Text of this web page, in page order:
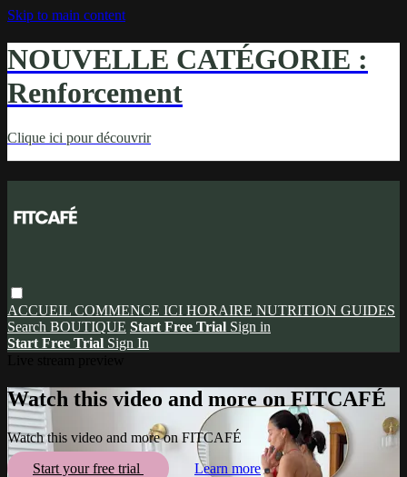
Skip to main content
NOUVELLE CATÉGORIE :
Renforcement
Clique ici pour découvrir
ACCUEIL COMMENCE ICI HORAIRE NUTRITION GUIDES
Search BOUTIQUE Start Free Trial Sign in
Start Free Trial Sign In
Watch this video and more on FITCAFÉ
Watch this video and more on FITCAFÉ
Start your free trial
Learn more